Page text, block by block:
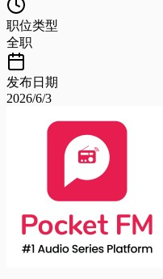
职位类型
全职
发布日期
2026/6/3